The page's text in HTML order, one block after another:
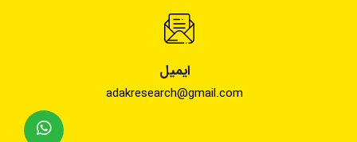
ایمیل
adakresearch@gmail.com